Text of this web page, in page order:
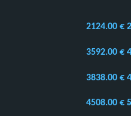
2124.00 €
3592.00 €
3838.00 €
4508.00 €